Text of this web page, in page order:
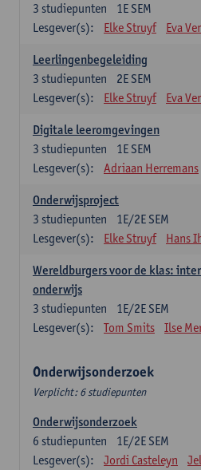
1E SEM
3 studiepunten
Lesgever(s):
Elke Struyf Eva
Leerlingenbegeleiding
2E SEM
3 studiepunten
Lesgever(s):
Elke Struyf Eva
Digitale leeromgevingen
1E SEM
3 studiepunten
Lesgever(s):
Adriaan Herremans
Onderwijsproject
1E/2E SEM
3 studiepunten
Lesgever(s):
Elke Struyf Hans
Wereldburgers voor de klas:
onderwijs
1E/2E SEM
3 studiepunten
Lesgever(s):
Tom Smits Ilse
Onderwijsonderzoek
Verplicht: 6 studiepunten
Onderwijsonderzoek
1E/2E SEM
6 studiepunten
Lesgever(s):
Jordi Casteleyn